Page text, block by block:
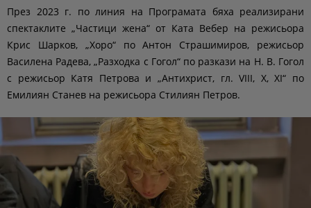
През 2023 г. по линия на Програмата бяха реализирани
спектаклите „Частици жена“ от Ката Вебер на режисьора
Крис Шарков, „Хоро“ по Антон Страшимиров, режисьор
Василена Радева, „Разходка с Гогол“ по разкази на Н. В. Гогол
с режисьор Катя Петрова и „Антихрист, гл. VIII, X, XI“ по
Емилиян Станев на режисьора Стилиян Петров.